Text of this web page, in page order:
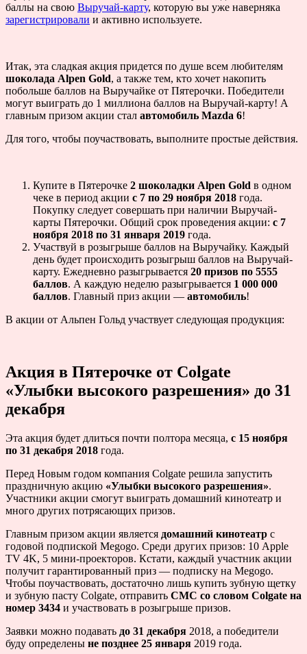
баллы на свою Выручай-карту, которую вы уже наверняка
зарегистрировали и активно используете.
Итак, эта сладкая акция придется по душе всем любителям
шоколада Alpen Gold, а также тем, кто хочет накопить
побольше баллов на Выручайке от Пятерочки. Победители
могут выиграть до 1 миллиона баллов на Выручай-карту! А
главным призом акции стал автомобиль Mazda 6!
Для того, чтобы поучаствовать, выполните простые действия.
Купите в Пятерочке 2 шоколадки Alpen Gold в одном
чеке в период акции с 7 по 29 ноября 2018 года.
Покупку следует совершать при наличии Выручай-
карты Пятерочки. Общий срок проведения акции: с 7
ноября 2018 по 31 января 2019 года.
Участвуй в розыгрыше баллов на Выручайку. Каждый
день будет происходить розыгрыш баллов на Выручай-
карту. Ежедневно разыгрывается 20 призов по 5555
баллов. А каждую неделю разыгрывается 1 000 000
баллов. Главный приз акции — автомобиль!
В акции от Альпен Гольд участвует следующая продукция:
Акция в Пятерочке от Colgate
«Улыбки высокого разрешения» до 31
декабря
Эта акция будет длиться почти полтора месяца, с 15 ноября
по 31 декабря 2018 года.
Перед Новым годом компания Colgate решила запустить
праздничную акцию «Улыбки высокого разрешения».
Участники акции смогут выиграть домашний кинотеатр и
много других потрясающих призов.
Главным призом акции является домашний кинотеатр с
годовой подпиской Megogo. Среди других призов: 10 Apple
TV 4K, 5 мини-проекторов. Кстати, каждый участник акции
получит гарантированный приз — подписку на Megogo.
Чтобы поучаствовать, достаточно лишь купить зубную щетку
и зубную пасту Colgate, отправить СМС со словом Colgate на
номер 3434 и участвовать в розыгрыше призов.
Заявки можно подавать до 31 декабря 2018, а победители
буду определены не позднее 25 января 2019 года.